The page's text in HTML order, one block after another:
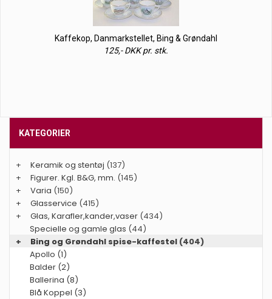
Kaffekop, Danmarkstellet, Bing & Grøndahl
125,- DKK pr. stk.
KATEGORIER
+ Keramik og stentøj (137)
+
Figurer. Kgl. B&G, mm. (145)
+
Varia (150)
+
Glasservice (415)
+
Glas, Karafler,kander,vaser (434)
Specielle og gamle glas (44)
+
Bing og Grøndahl spise-kaffestel (404)
Apollo (1)
Balder (2)
Ballerina (8)
Blå Koppel (3)